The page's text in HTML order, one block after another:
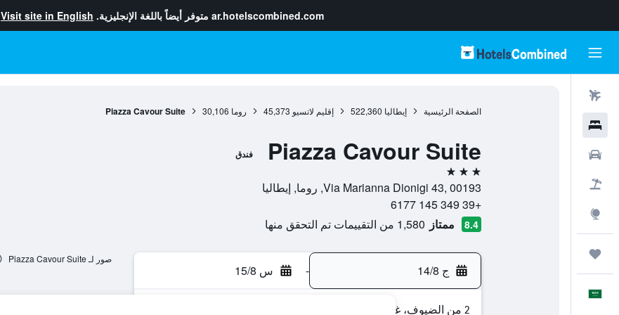
ar.hotelscombined.com متوفر أيضاً باللغة الإنجليزية. Visit site in English
الصفحة الرئيسية إيطاليا 522,360 إقليم لاتسيو 45,373 روما 30,106
Piazza Cavour Suite
Piazza Cavour Suite فندق
3 نجوم
Via Marianna Dionigi 43, 00193, روما, إيطاليا
+39 349 145 6177
8.4 ممتاز 1,580 من التقييمات تم التحقق منها
ج 14/8 - س 15/8
2 من الضيوف، غرفة واحدة
صور لـ Piazza Cavour Suite